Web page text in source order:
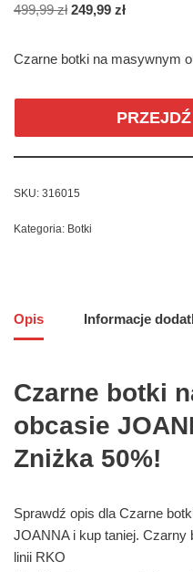
499,99zł 249,99 zł
Czarne botki na masywnym
SKU: 316015
Kategoria: Botki
Opis Informacje
Czarne botki
obcasie
Zniżka 50%!
Sprawdź opis dla Czarne
JOANNA i kup taniej.
linii RKO